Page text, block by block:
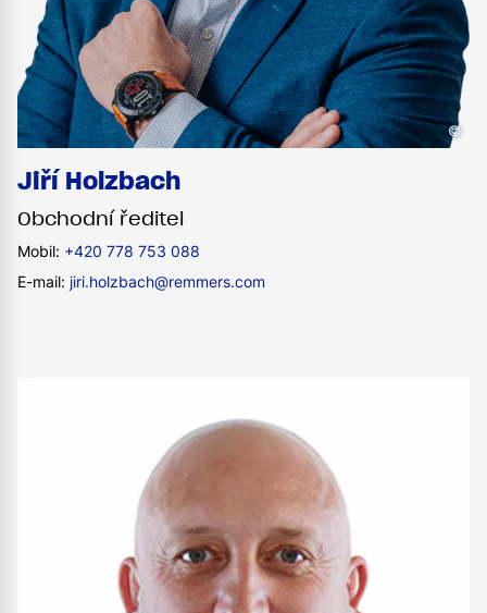
Jiří Holzbach
Obchodní ředitel
Mobil: +420 778 753 088
E-mail: jiri.holzbach@remmers.com
©